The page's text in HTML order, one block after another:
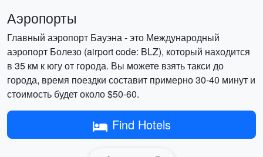
Аэропорты
Главный аэропорт Бауэна - это Международный
аэропорт Болезо (airport code: BLZ), который находится
в 35 км к югу от города. Вы можете взять такси до
города, время поездки составит примерно 30-40 минут и
стоимость будет около $50-60.
Find Hotels